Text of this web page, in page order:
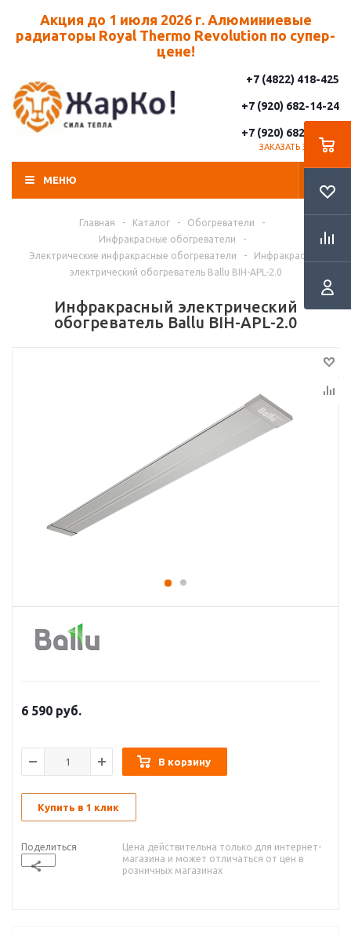
Акция до 1 июля 2026 г. Алюминиевые
радиаторы Royal Thermo Revolution по супер-
цене!
+7 (4822) 418-425
+7 (920) 682-14-24
+7 (920) 682-14-25
ЗАКАЗАТЬ ЗВОНОК
МЕНЮ
Главная - Каталог - Обогреватели
-
Инфракрасные обогреватели
-
Электрические инфракрасные обогреватели
-
Инфракрасный
электрический обогреватель Ballu BIH-APL-2.0
Инфракрасный электрический
обогреватель Ballu BIH-APL-2.0
6 590 руб.
В корзину
Купить в 1 клик
Поделиться
Цена действительна только для интернет-
магазина и может отличаться от цен в
розничных магазинах